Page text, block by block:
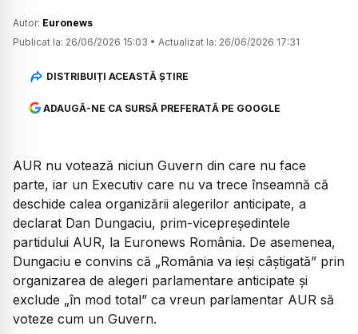
Autor: Euronews
Publicat la: 26/06/2026 15:03 • Actualizat la: 26/06/2026 17:31
DISTRIBUIȚI ACEASTĂ ȘTIRE
ADAUGĂ-NE CA SURSĂ PREFERATĂ PE GOOGLE
AUR nu votează niciun Guvern din care nu face
parte, iar un Executiv care nu va trece înseamnă că
deschide calea organizării alegerilor anticipate, a
declarat Dan Dungaciu, prim-vicepreședintele
partidului AUR, la Euronews România. De asemenea,
Dungaciu e convins că „România va ieși câștigată” prin
organizarea de alegeri parlamentare anticipate și
exclude „în mod total” ca vreun parlamentar AUR să
voteze cum un Guvern.